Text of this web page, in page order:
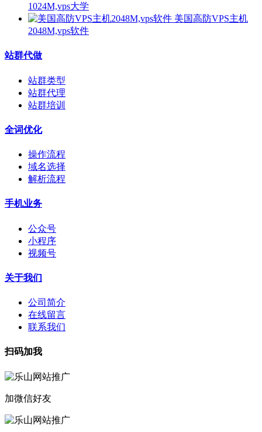
1024M,vps大学
美国高防VPS主机
2048M,vps软件
站群代做
站群类型
站群代理
站群培训
全词优化
操作流程
域名选择
解析流程
手机业务
公众号
小程序
视频号
关于我们
公司简介
在线留言
联系我们
扫码加我
加微信好友